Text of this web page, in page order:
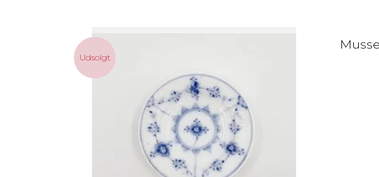
Udsolgt